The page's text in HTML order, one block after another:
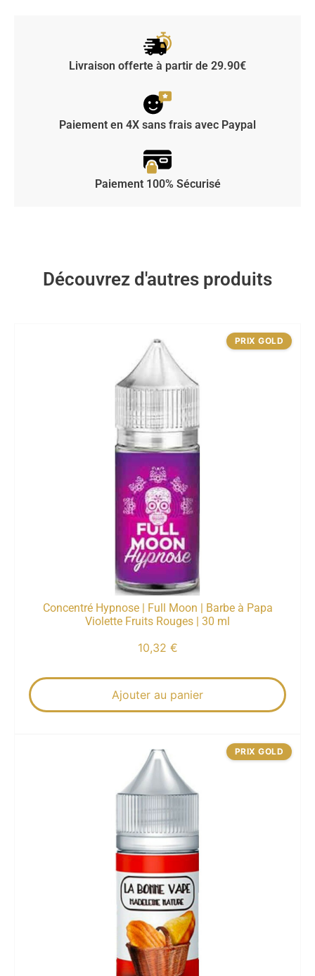
Livraison offerte à partir de 29.90€
Paiement en 4X sans frais avec Paypal
Paiement 100% Sécurisé
Découvrez d'autres produits
Concentré Hypnose | Full Moon | Barbe à Papa
Violette Fruits Rouges | 30 ml
10,32 €
Ajouter au panier
PRIX GOLD
PRIX GOLD